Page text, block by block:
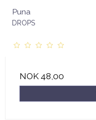
Puna
DROPS
NOK 48,00